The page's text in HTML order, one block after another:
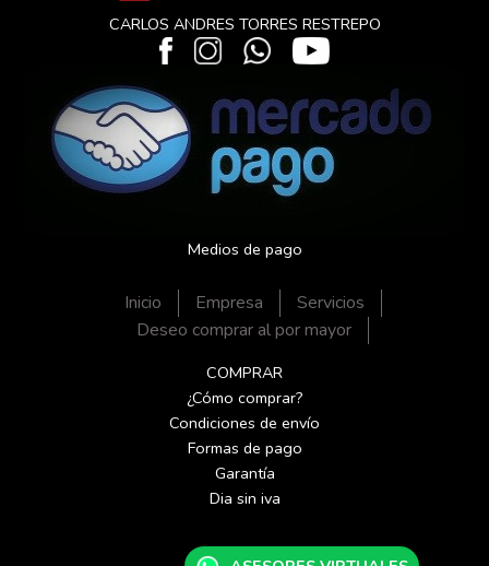
CARLOS ANDRES TORRES RESTREPO
Medios de pago
Inicio Empresa
Servicios
Deseo comprar al por mayor
COMPRAR
¿Cómo comprar?
Condiciones de envío
Formas de pago
Garantía
Dia sin iva